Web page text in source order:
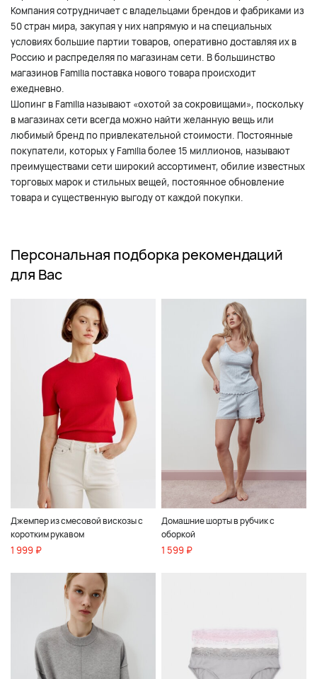
Компания сотрудничает с владельцами брендов и фабриками из
50 стран мира, закупая у них напрямую и на специальных
условиях большие партии товаров, оперативно доставляя их в
Россию и распределяя по магазинам сети. В большинство
магазинов Familia поставка нового товара происходит
ежедневно.
Шопинг в Familia называют «охотой за сокровищами», поскольку
в магазинах сети всегда можно найти желанную вещь или
любимый бренд по привлекательной стоимости. Постоянные
покупатели, которых у Familia более 15 миллионов, называют
преимуществами сети широкий ассортимент, обилие известных
торговых марок и стильных вещей, постоянное обновление
товара и существенную выгоду от каждой покупки.
Персональная подборка рекомендаций
для Вас
Джемпер из смесовой вискозы с
коротким рукавом
1 999 ₽
Домашние шорты в рубчик с
оборкой
1 599 ₽